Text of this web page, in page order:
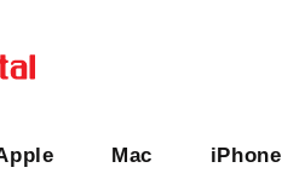
Mac iPhone